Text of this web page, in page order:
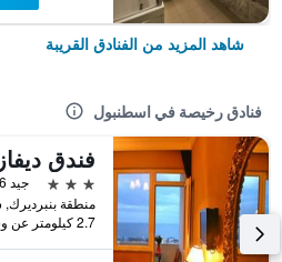
شاهد المزيد من الفنادق القريبة
فنادق رخيصة في اسطنبول
فندق ديفاز
3 نجوم
جيد 6.6
2.7 كيلومتر عن وسط المدينة